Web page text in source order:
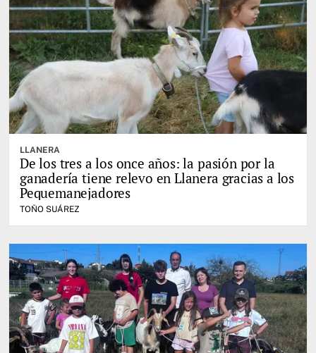
LLANERA
De los tres a los once años: la pasión por la
ganadería tiene relevo en Llanera gracias a los
Pequemanejadores
TOÑO SUÁREZ